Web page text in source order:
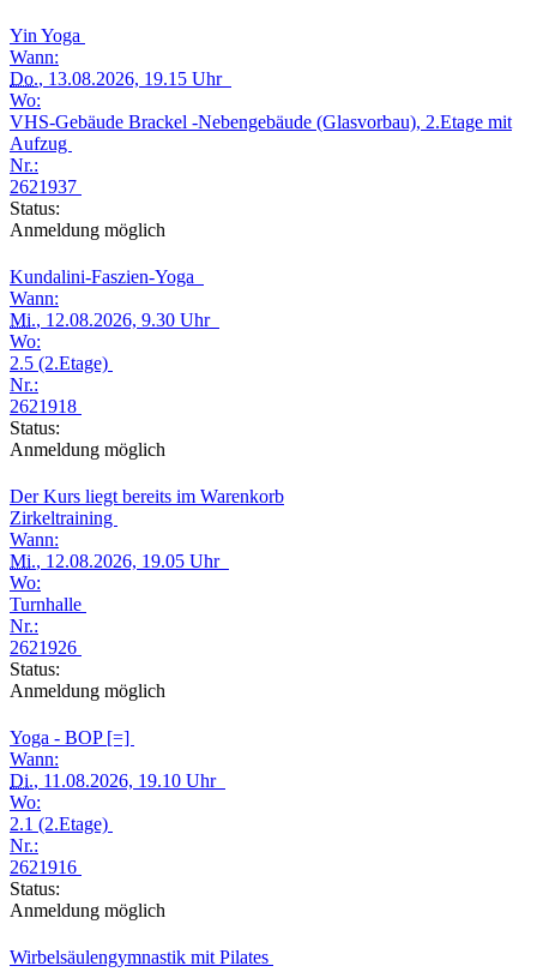
Yin Yoga
Wann:
Do., 13.08.2026, 19.15 Uhr
Wo:
VHS-Gebäude Brackel -Nebengebäude (Glasvorbau), 2.Etage mit
Aufzug
Nr.:
2621937
Status:
Anmeldung möglich
Kundalini-Faszien-Yoga
Wann:
Mi., 12.08.2026, 9.30 Uhr
Wo:
2.5 (2.Etage)
Nr.:
2621918
Status:
Anmeldung möglich
Der Kurs liegt bereits im Warenkorb
Zirkeltraining
Wann:
Mi., 12.08.2026, 19.05 Uhr
Wo:
Turnhalle
Nr.:
2621926
Status:
Anmeldung möglich
Yoga - BOP [=]
Wann:
Di., 11.08.2026, 19.10 Uhr
Wo:
2.1 (2.Etage)
Nr.:
2621916
Status:
Anmeldung möglich
Wirbelsäulengymnastik mit Pilates